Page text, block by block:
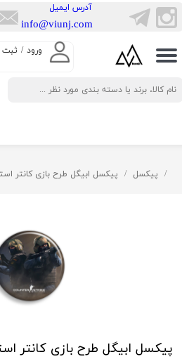
ورود / ثبت
حساب کاربری من
تغییر گذر واژه
سفارشات
​آدرس ایمیل
info@viunj.com
پیکسل پیکسل ابیگل طرح بازی کانتر
پیکسل ابیگل طرح بازی کانتر